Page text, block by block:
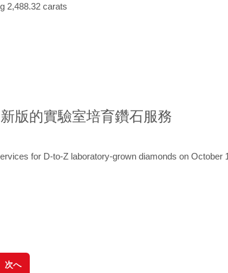
2,488.32 carats
新版的實驗室培育鑽石服務
for D-to-Z laboratory-grown diamonds on October 1
次へ